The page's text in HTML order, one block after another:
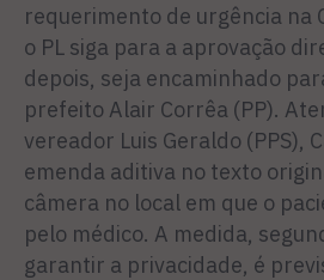
requerimento de urgência na
o PL siga para a aprovação
depois, seja encaminhado
prefeito Alair Corrêa (PP).
vereador Luis Geraldo (PPS),
emenda aditiva no texto
câmera no local em que o
pelo médico. A medida,
garantir a privacidade, é